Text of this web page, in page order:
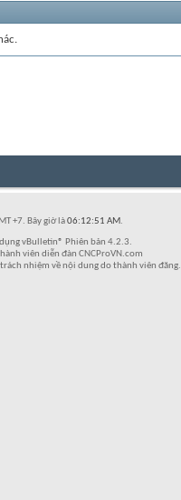
+7. Bây giờ là06:12:51 AM.
vBulletin® Phiên bản 4.2.3.
viên diễn đàn CNCProVN.com
nhiệm về nội dung do thành viên đăng.